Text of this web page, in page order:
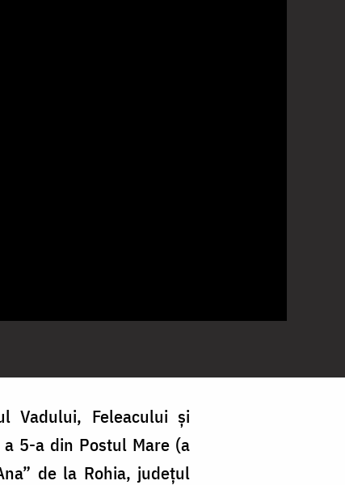
Vadului, Feleacului și
5-a din Postul Mare (a
de la Rohia, județul